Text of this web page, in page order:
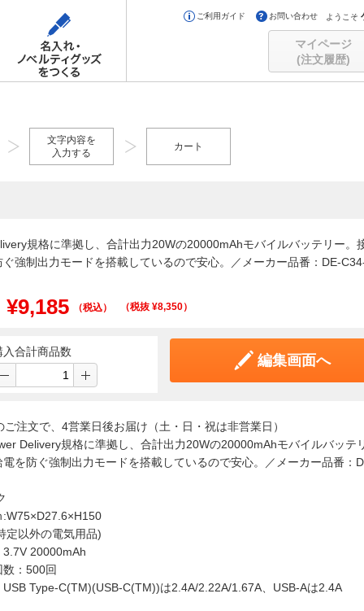
ご利用ガイド お問い合わせ ようこそ
マイページ
(注文履歴)
文字内容を
入力する
カート
規格に準拠し、合計出力20Wの20000mAhモバイルバッテリー。
強制出力モードを搭載しているので安心。／メーカー品番：DE-
¥9,185 （税込） （税抜 ¥8,350）
入合計商品数
編集画面へ
ご注文で、4営業日後お届け（土・日・祝は非営業日）
Delivery規格に準拠し、合計出力20Wの20000mAhモバイルバッテ
を防ぐ強制出力モードを搭載しているので安心。／メーカー品番：
:W75×D27.6×H150
定以外の電気用品)
3.7V 20000mAh
数：500回
USB Type-C(TM)(USB-C(TM))は2.4A/2.22A/1.67A、USB-Aは2.4A